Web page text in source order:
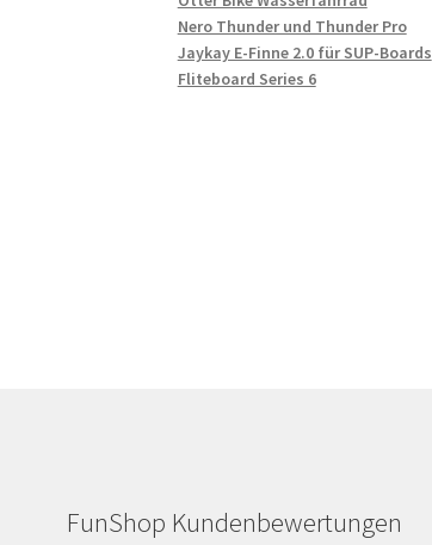
Nero Thunder und Thunder Pro
Jaykay E-Finne 2.0 für SUP-Boards
Fliteboard Series 6
FunShop Kundenbewertungen